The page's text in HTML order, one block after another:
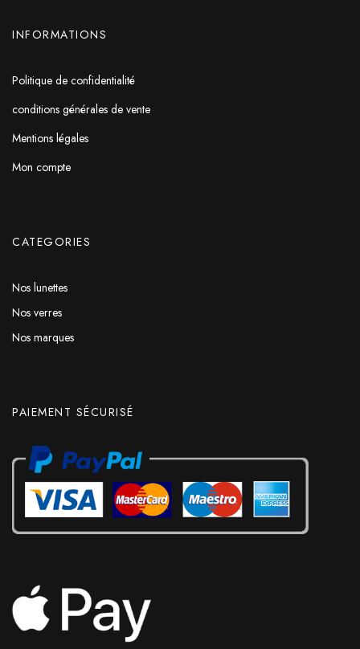
INFORMATIONS
Politique de confidentialité
conditions générales de vente
Mentions légales
Mon compte
CATEGORIES
Nos lunettes
Nos verres
Nos marques
PAIEMENT SÉCURISÉ